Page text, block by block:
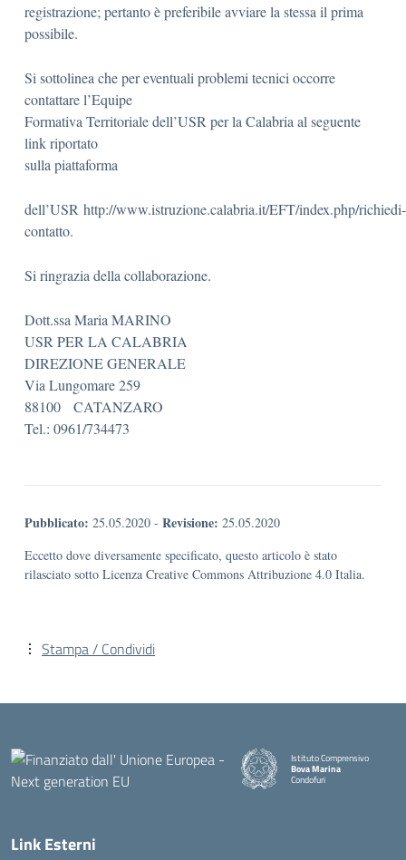
registrazione; pertanto è preferibile avviare la stessa il prima
possibile.
Si sottolinea che per eventuali problemi tecnici occorre
contattare l’Equipe
Formativa Territoriale dell’USR per la Calabria al seguente
link riportato
sulla piattaforma
dell’USR http://www.istruzione.calabria.it/EFT/index.php/richiedi-
contatto.
Si ringrazia della collaborazione.
Dott.ssa Maria MARINO
USR PER LA CALABRIA
DIREZIONE GENERALE
Via Lungomare 259
88100 CATANZARO
Tel.: 0961/734473
Pubblicato: 25.05.2020 - Revisione: 25.05.2020
Eccetto dove diversamente specificato, questo articolo è stato
rilasciato sotto Licenza Creative Commons Attribuzione 4.0 Italia.
Stampa / Condividi
Istituto Comprensivo
Bova Marina
Condofuri
Link Esterni